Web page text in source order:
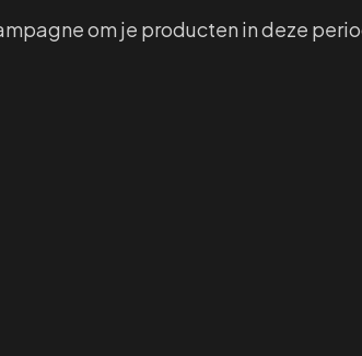
om je producten in deze